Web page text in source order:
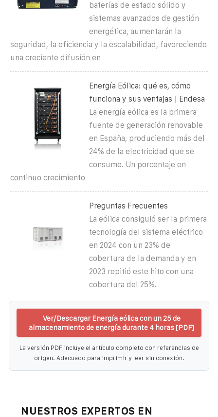
baterías de estado sólido y
sistemas avanzados de gestión
energética, aumentarán la
seguridad, la eficiencia y la escalabilidad, favoreciendo
una creciente difusión en
Energía Eólica: qué es, cómo
funciona y sus ventajas | Endesa
La energía eólica es la primera
fuente de generación renovable
en España, produciendo más del
24% de la electricidad que se
consume. Un porcentaje en
continuo crecimiento
Preguntas Frecuentes
La eólica consiguió ser la primera
tecnología del sistema eléctrico
en 2024 con un 23% de
cobertura de la demanda y en
2023 repitió este hito con una
cobertura del 25%.
Ver/Descargar Energía eólica con un 25 de
almacenamiento de energía durante 4 horas [PDF]
La versión PDF incluye el artículo completo con referencias de
origen. Adecuado para imprimir y leer sin conexión.
NUESTROS EXPERTOS EN